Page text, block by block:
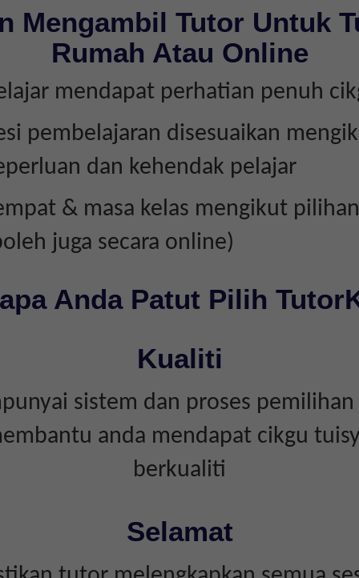
Mengambil Tutor Untuk
Rumah Atau Online
mendapat perhatian penuh
pembelajaran disesuaikan
dan kehendak pelajar
& masa kelas mengikut
juga secara online)
Anda Patut Pilih
Kualiti
sistem dan proses
anda mendapat cikgu
berkualiti
Selamat